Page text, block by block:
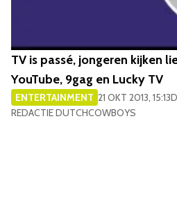
TV is passé, jongeren kijken
YouTube, 9gag en Lucky TV
ENTERTAINMENT 21 OKT 2013, 15:13
REDACTIE DUTCHCOWBOYS